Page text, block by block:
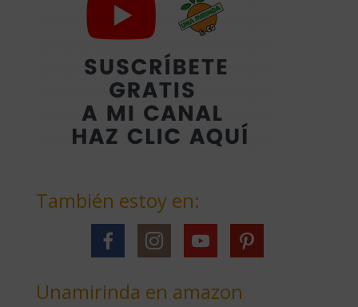
También estoy en:
Unamirinda en amazon